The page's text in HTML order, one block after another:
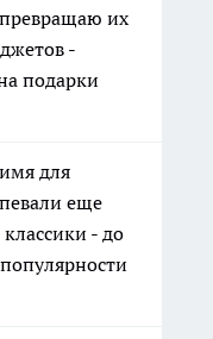
их
-
подарки
для
еще
- до